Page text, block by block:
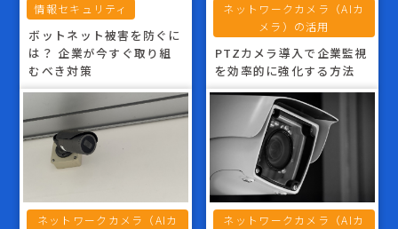
情報セキュリティ
ボットネット被害を防ぐに
は？ 企業が今すぐ取り組
むべき対策
ネットワークカメラ（AIカ
メラ）の活用
PTZカメラ導入で企業監視
を効率的に強化する方法
ネットワークカメラ（AIカ
ネットワークカメラ（AIカ